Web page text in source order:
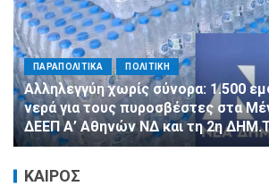
ΠΑΡΑΠΟΛΙΤΙΚΑ ΠΟΛΙΤΙΚΗ
Αλληλεγγύη χωρίς σύνορα: 1.500
νερά για τους πυροσβέστες στα
ΔΕΕΠ Α’ Αθηνών ΝΔ και τη 2η
ΚΑΙΡΟΣ